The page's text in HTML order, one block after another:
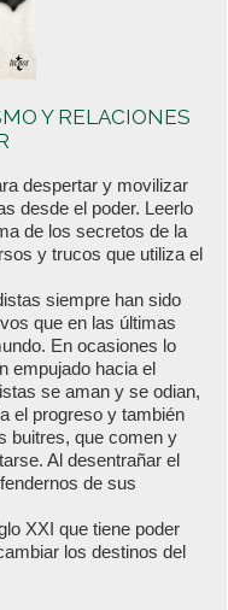
Y RELACIONES
despertar y movilizar
desde el poder. Leerlo
de los secretos de la
y trucos que utiliza el
siempre han sido
que en las últimas
En ocasiones lo
empujado hacia el
se aman y se odian,
el progreso y también
buitres, que comen y
Al desentrañar el
de sus
XXI que tiene poder
los destinos del